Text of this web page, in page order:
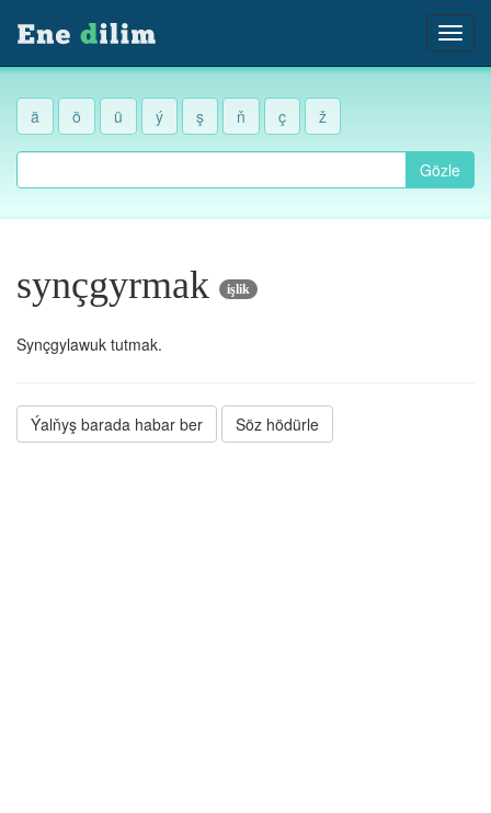
ä ö ü ý ş ň ç ž
Gözle
synçgyrmak işlik
Synçgylawuk tutmak.
Ýalňyş barada habar ber Söz hödürle